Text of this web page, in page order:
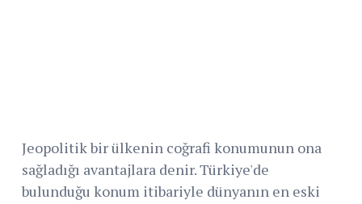
Jeopolitik bir ülkenin coğrafi konumunun ona
sağladığı avantajlara denir. Türkiye'de
bulunduğu konum itibariyle dünyanın en eski